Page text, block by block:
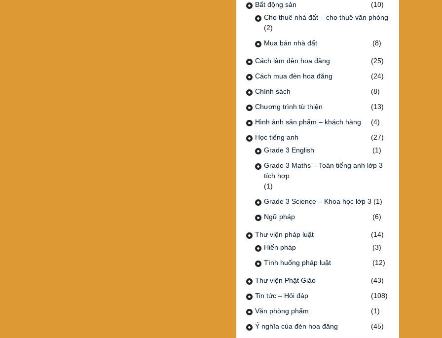
Bất động sản
(10)
Cho thuê nhà đất – cho thuê văn phòng
(2)
Mua bán nhà đất
(8)
Cách làm đèn hoa đăng
(25)
Cách mua đèn hoa đăng
(24)
Chính sách
(8)
Chương trình từ thiện
(13)
Hình ảnh sản phẩm – khách hàng
(4)
Học tiếng anh
(27)
Grade 3 English
(1)
Grade 3 Maths – Toán tiếng anh lớp 3
tích hợp
(1)
Grade 3 Science – Khoa học lớp 3 (1)
Ngữ pháp
(6)
Thư viện pháp luật
(14)
Hiến pháp
(3)
Tình huống pháp luật
(12)
Thư viện Phật Giáo
(43)
Tin tức – Hỏi đáp
(108)
Văn phòng phẩm
(1)
Ý nghĩa của đèn hoa đăng
(45)